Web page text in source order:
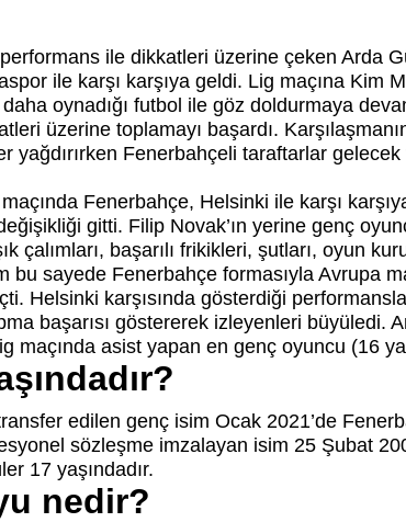
ile dikkatleri üzerine çeken Arda
ile karşı karşıya geldi. Lig maçına Kim
oynadığı futbol ile göz doldurmaya
üzerine toplamayı başardı.
Fenerbahçeli taraftarlar gelecek
Fenerbahçe, Helsinki ile karşı
gitti. Filip Novak’ın yerine genç
çalımları, başarılı frikikleri, şutları, oyun
bu sayede Fenerbahçe formasıyla Avrupa
Helsinki karşısında gösterdiği
başarısı göstererek izleyenleri büyüledi.
maçında asist yapan en genç oyuncu (16
edilen genç isim Ocak 2021’de
sözleşme imzalayan isim 25 Şubat
17 yaşındadır.
nedir?